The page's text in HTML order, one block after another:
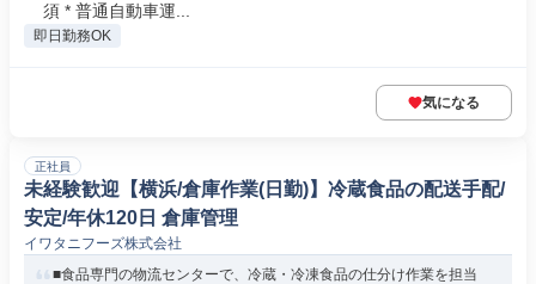
須 * 普通自動車運...
即日勤務OK
気になる
正社員
未経験歓迎【横浜/倉庫作業(日勤)】冷蔵食品の配送手配/
安定/年休120日 倉庫管理
イワタニフーズ株式会社
■食品専門の物流センターで、冷蔵・冷凍食品の仕分け作業を担当